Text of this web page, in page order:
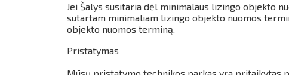
Jei Šalys susitaria dėl minimalaus lizingo objekto
sutartam minimaliam lizingo objekto nuomos
objekto nuomos terminą.
Pristatymas